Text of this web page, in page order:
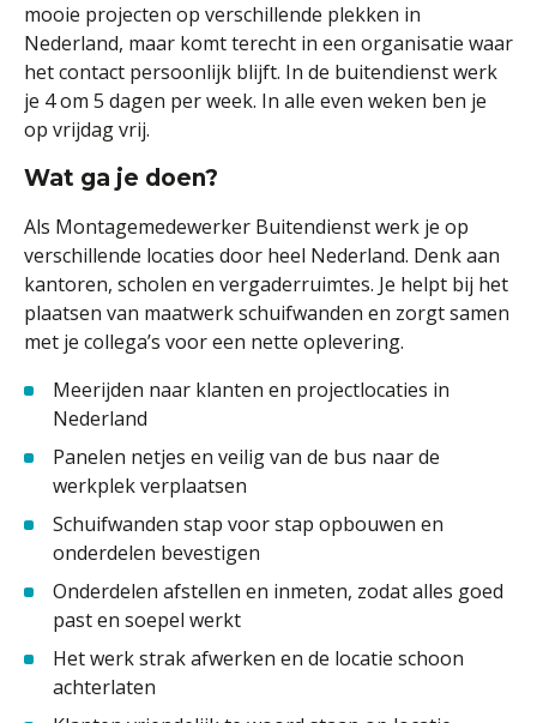
mooie projecten op verschillende plekken in
Nederland, maar komt terecht in een organisatie waar
het contact persoonlijk blijft. In de buitendienst werk
je 4 om 5 dagen per week. In alle even weken ben je
op vrijdag vrij.
Wat ga je doen?
Als Montagemedewerker Buitendienst werk je op
verschillende locaties door heel Nederland. Denk aan
kantoren, scholen en vergaderruimtes. Je helpt bij het
plaatsen van maatwerk schuifwanden en zorgt samen
met je collega’s voor een nette oplevering.
Meerijden naar klanten en projectlocaties in
Nederland
Panelen netjes en veilig van de bus naar de
werkplek verplaatsen
Schuifwanden stap voor stap opbouwen en
onderdelen bevestigen
Onderdelen afstellen en inmeten, zodat alles goed
past en soepel werkt
Het werk strak afwerken en de locatie schoon
achterlaten